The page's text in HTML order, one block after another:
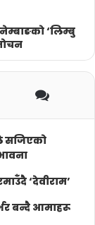
‘लिम्बु
सजिएको
‘देवीराम’
बन्दै आमाहरू